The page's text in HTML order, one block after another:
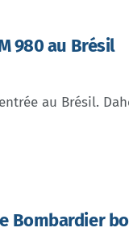
980 au Brésil
au Brésil.
Bombardier